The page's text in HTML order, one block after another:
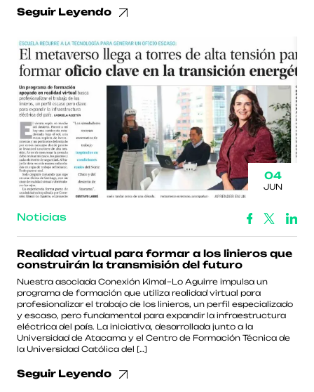
Seguir Leyendo
04
JUN
Noticias
Realidad virtual para formar a los linieros que
construirán la transmisión del futuro
Nuestra asociada Conexión Kimal–Lo Aguirre impulsa un
programa de formación que utiliza realidad virtual para
profesionalizar el trabajo de los linieros, un perfil especializado
y escaso, pero fundamental para expandir la infraestructura
eléctrica del país. La iniciativa, desarrollada junto a la
Universidad de Atacama y el Centro de Formación Técnica de
la Universidad Católica del […]
Seguir Leyendo